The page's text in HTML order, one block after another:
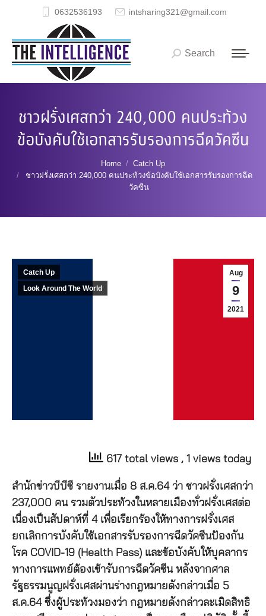
0632536193 intsharing321@gmail.com
Search:
Search
ชาวฝรั่งเศสกว่า 240,000 คนประท้วง
ข้อบังคับใช้เอกสารรับรองการฉีดวัคซีน
Home
Catch Up
ชาวฝรั่งเศสกว่า 240,000 คนประท้วงข้อบังคับใช้เอกสารรับรองการฉีด
วัคซีน
Aug
9
2021
Catch Up
Look Around The World
617 total views , 1 views today
สำนักข่าวบีบีซี รายงานเมื่อ 8 ส.ค.64 ว่า ชาวฝรั่งเศสกว่า
237,000 คน รวมตัวประท้วงในหลายเมืองทั่วฝรั่งเศสต่อ
เนื่องเป็นสัปดาห์ที่ 4 เพื่อเรียกร้องให้ทางการฝรั่งเศส
ยกเลิกการบังคับใช้เอกสารรับรองการฉีดวัคซีนป้องกัน
โรค COVID-19 (Health Pass) และข้อบังคับให้บุคลากร
ทางการแพทย์ต้องเข้ารับการฉีดวัคซีน หลังจากศาล
รัฐธรรมนูญฝรั่งเศสผ่านร่างกฎหมายดังกล่าวเมื่อ 5
ส.ค.64 ซึ่งผู้ประท้วงมองว่า กฎหมายดังกล่าวละเมิดสิทธิ